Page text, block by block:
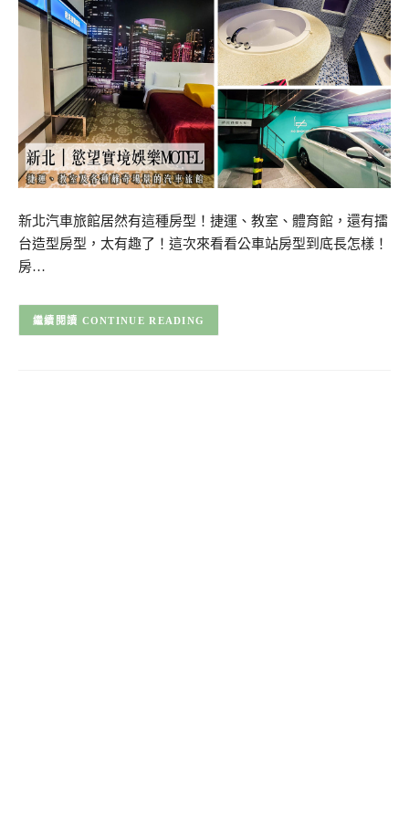
新北汽車旅館居然有這種房型！捷運、教室、體育館，還有擂
台造型房型，太有趣了！這次來看看公車站房型到底長怎樣！
房…
CONTINUE READING